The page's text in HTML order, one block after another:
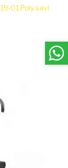
01 Poly savi